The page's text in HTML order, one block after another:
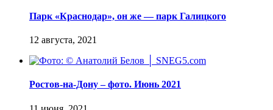
Парк «Краснодар», он же — парк Галицкого
Ростов-на-Дону – фото. Июнь 2021